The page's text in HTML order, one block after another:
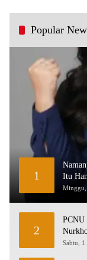
Popular
1
Itu
Minggu,
2
PCNU
Sabtu,